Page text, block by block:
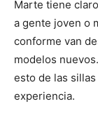
Marte tiene
a gente joven o
conforme van
modelos
esto de las
experiencia.